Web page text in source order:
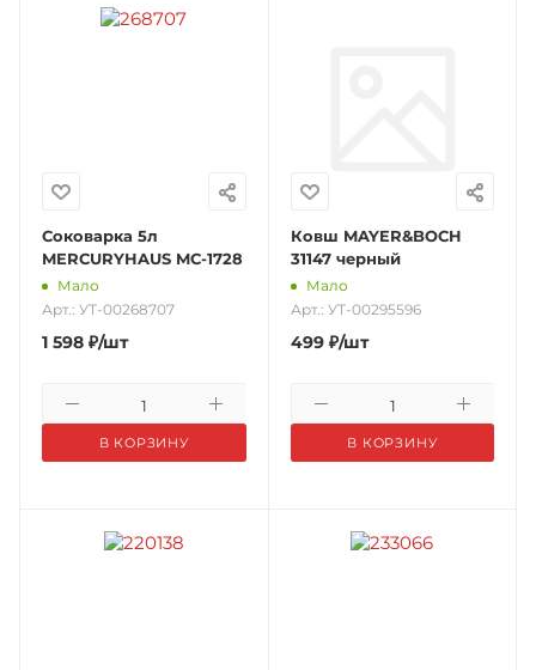
Соковарка 5л
MERCURYHAUS MC-1728
Мало
Арт.: УТ-00268707
1 598 ₽/шт
В КОРЗИНУ
Ковш MAYER&BOCH
31147 черный
Мало
Арт.: УТ-00295596
499₽/шт
В КОРЗИНУ